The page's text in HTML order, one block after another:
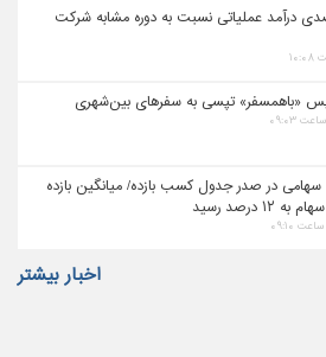
درآمد عملیاتی نسبت به دوره مشابه شرکت
«باهمسفر» تپسی به سفرهای بین‌شهری
در صدر جدول کسب بازده/ میانگین بازده
درصد رسید
اخبار بیشتر